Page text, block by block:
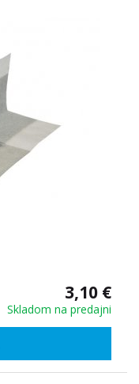
3,10 €
Skladom na predajni